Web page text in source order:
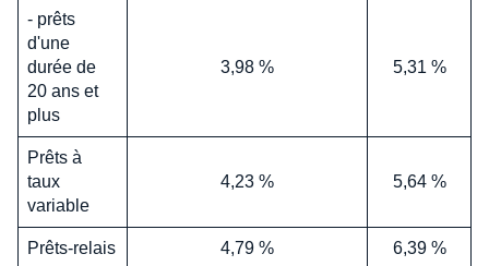
- prêts
d'une
durée de
20 ans et
plus
3,98 % 5,31 %
Prêts à
taux
variable
4,23 % 5,64 %
Prêts-relais 4,79 % 6,39 %